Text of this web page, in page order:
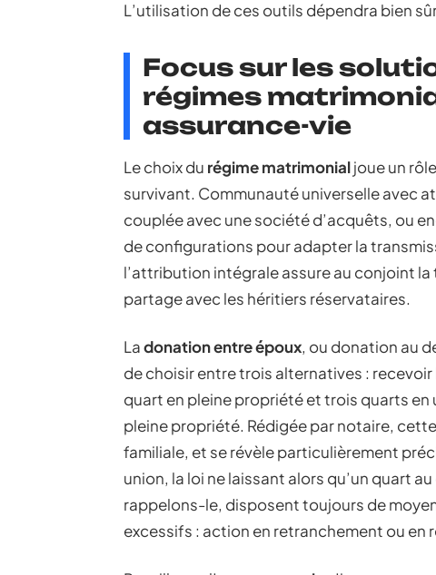
L’utilisation de ces outils dépendra bien
Focus sur les
régimes
assurance-vie
Le choix du régime matrimonialjoue un
survivant. Communauté universelle avec
couplée avec une société d’acquêts, ou
de configurations pour adapter la
l’attribution intégrale assure au conjoint
partage avec les héritiers réservataires.
Ladonation entre époux, ou donation au
de choisir entre trois alternatives :
quart en pleine propriété et trois quarts
pleine propriété. Rédigée par notaire,
familiale, et se révèle particulièrement
union, la loi ne laissant alors qu’un quart
rappelons-le, disposent toujours de
excessifs : action en retranchement ou en